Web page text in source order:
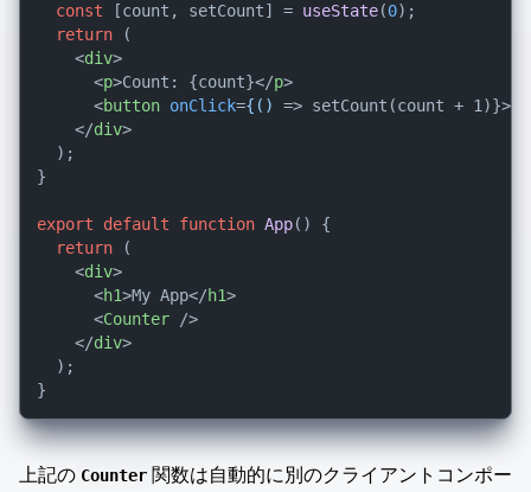
const [count, setCount] = useState(0);
return (
<div>
<p>Count: {count}</p>
<button onClick={() => setCount(count +
</div>
  );
}
export default function App( ) {
return (
<div>
<h1>My App</h1>
<Counter />
</div>
  );
上記の Counter 関数は自動的に別のクライアントコンポー